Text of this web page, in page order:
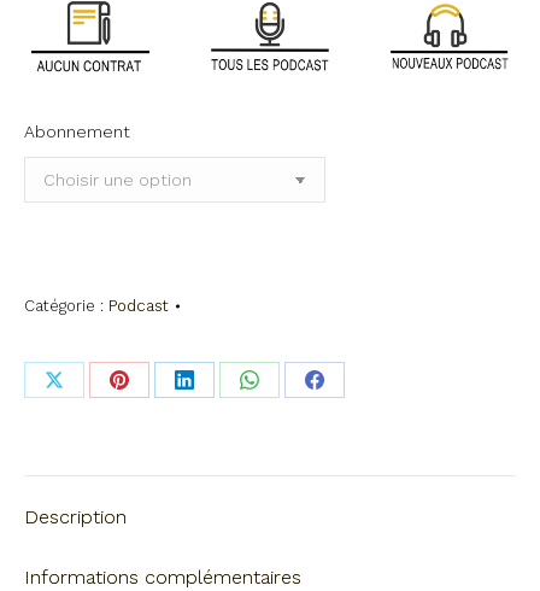
Abonnement
Catégorie : Podcast
Share
Share
Share
Share
Share
Description
Informations complémentaires